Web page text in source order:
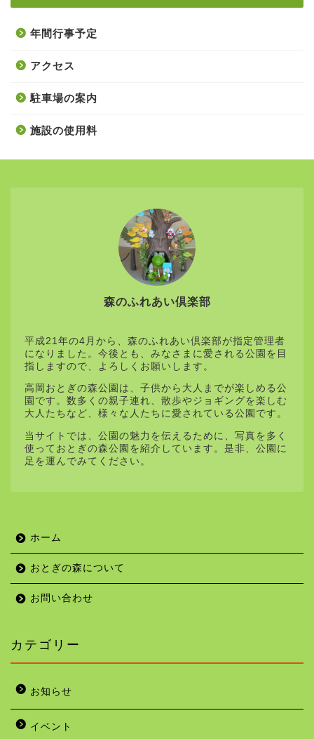
年間行事予定
アクセス
駐車場の案内
施設の使用料
森のふれあい倶楽部
平成21年の4月から、森のふれあい倶楽部が指定管理者
になりました。今後とも、みなさまに愛される公園を目
指しますので、よろしくお願いします。
高岡おとぎの森公園は、子供から大人までが楽しめる公
園です。数多くの親子連れ、散歩やジョギングを楽しむ
大人たちなど、様々な人たちに愛されている公園です。
当サイトでは、公園の魅力を伝えるために、写真を多く
使っておとぎの森公園を紹介しています。是非、公園に
足を運んでみてください。
ホーム
おとぎの森について
お問い合わせ
カテゴリー
お知らせ
イベント